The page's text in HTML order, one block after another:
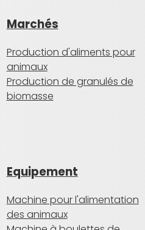
Marchés
Production d'aliments pour
animaux
Production de granulés de
biomasse
Equipement
Machine pour l'alimentation
des animaux